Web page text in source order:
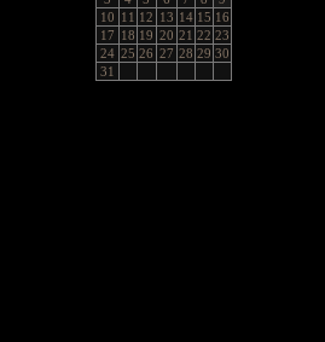
10 11 12 13 14 15 16
17 18 19 20 21 22 23
24 25 26 27 28 29 30
31